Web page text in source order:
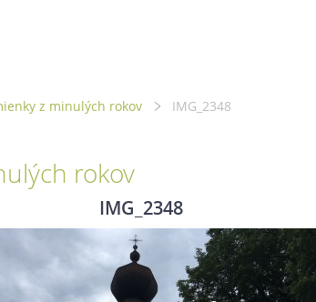
z minulých rokov IMG_2348
rokov
IMG_2348